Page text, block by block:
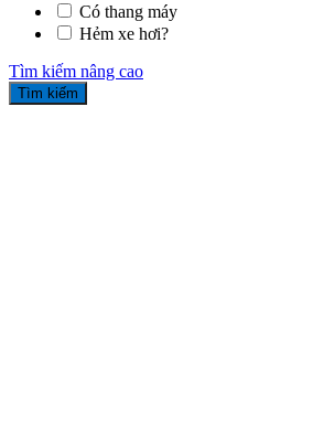
Có thang máy
Hẻm xe hơi?
Tìm kiếm nâng cao
Tìm kiếm